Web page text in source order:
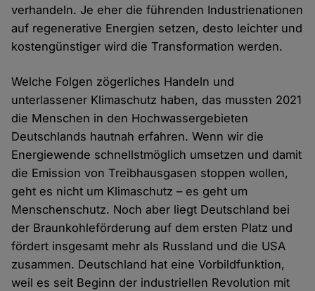
verhandeln. Je eher die führenden Industrienationen
auf regenerative Energien setzen, desto leichter und
kostengünstiger wird die Transformation werden.
Welche Folgen zögerliches Handeln und
unterlassener Klimaschutz haben, das mussten 2021
die Menschen in den Hochwassergebieten
Deutschlands hautnah erfahren. Wenn wir die
Energiewende schnellstmöglich umsetzen und damit
die Emission von Treibhausgasen stoppen wollen,
geht es nicht um Klimaschutz – es geht um
Menschenschutz. Noch aber liegt Deutschland bei
der Braunkohleförderung auf dem ersten Platz und
fördert insgesamt mehr als Russland und die USA
zusammen. Deutschland hat eine Vorbildfunktion,
weil es seit Beginn der industriellen Revolution mit